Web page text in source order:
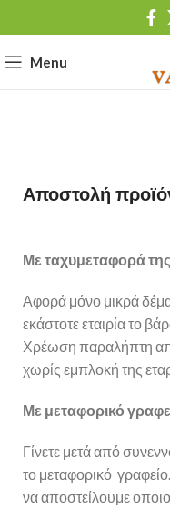
Menu
Αποστολή
Με ταχυμεταφορά
Αφορά μόνο μικρά
εκάστοτε εταιρία το
Χρέωση παραλήπτη
χωρίς εμπλοκή της
Με μεταφορικό
Γίνετε μετά από
το μεταφορικό
να αποστείλουμε